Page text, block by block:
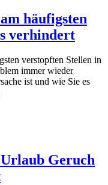
häufigsten
verhindert
verstopften Stellen in
immer wieder
ist und wie Sie es
Geruch